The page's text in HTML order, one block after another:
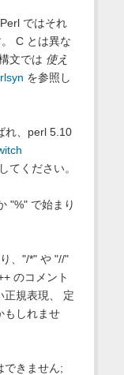
ではそれ
C とは異な
文では 使え
を参照し
れ、perl 5.10
てください。
"%" で始まり
、"/*" や "//"
のコメント
正規表現、 定
もしれませ
できません;